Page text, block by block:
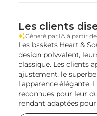
Les clients
Généré par IA à partir
Les baskets Heart &
design polyvalent,
classique. Les clients
ajustement, le
l'apparence élégante.
reconnues pour leur
rendant adaptées